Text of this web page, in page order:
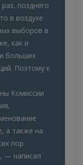
позднего
в воздухе
выборов в
как и
больших
Поэтому к
Комиссии
а также на
пор
— написал